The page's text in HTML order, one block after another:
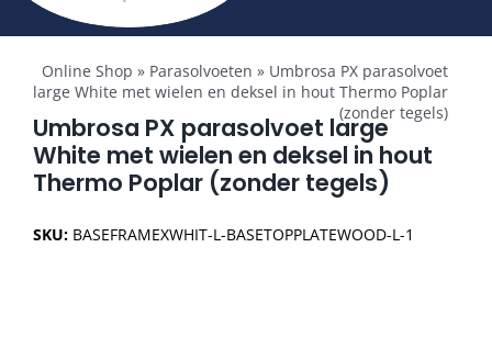
Toggle
Navigation
aanbiedingen
Stokparasols
Online Shop » Parasolvoeten » Umbrosa PX parasolvoet
large White met wielen en deksel in hout Thermo Poplar
(zonder tegels)
Umbrosa PX parasolvoet large
White met wielen en deksel in hout
Thermo Poplar (zonder tegels)
SKU: BASEFRAMEXWHIT-L-BASETOPPLATEWOOD-L-1